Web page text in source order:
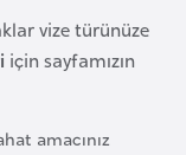
vize türünüze
için sayfamızın
amacınız